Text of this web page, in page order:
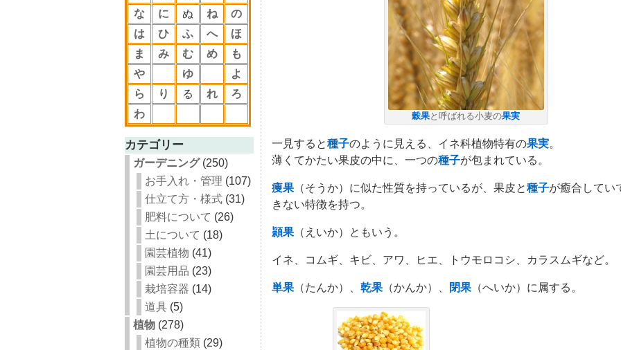
な
に ぬ ね
の
は
ひ ふ へ
ほ
ま
み む め
も
や
ゆ
よ
ら
り る れ
ろ
わ
カテゴリー
ガーデニング(250)
お手入れ・管理 (107)
仕立て方・様式 (31)
肥料について (26)
土について (18)
園芸植物 (41)
園芸用品 (23)
栽培容器 (14)
道具 (5)
植物 (278)
植物の種類 (29)
穀果と呼ばれる小麦の果実
一見すると種子のように見える、イネ科植物特有の果実。
薄くてかたい果皮の中に、一つの種子が包まれている。
痩果 （そうか）に似た性質を持っているが、果皮と種子が癒合してい
きない特徴を持つ。
頴果 （えいか）ともいう。
イネ、コムギ、キビ、アワ、ヒエ、トウモロコシ、カラスムギなど。
単果 （たんか）、 乾果 （かんか）、 閉果 （へいか）に属する。